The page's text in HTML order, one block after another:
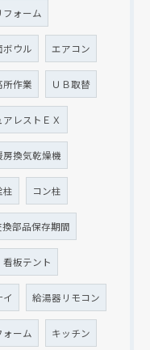
フォーム
ボウル エアコン
所作業 ＵＢ取替
アレストＥＸ
房換気乾燥機
柱 コン柱
換部品保存期間
看板テント
イ 給湯器リモコン
ォーム キッチン